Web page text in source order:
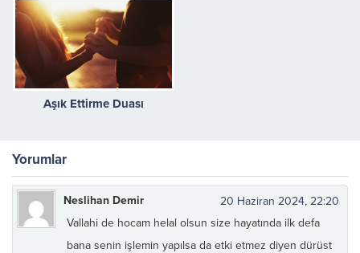
Aşık Ettirme Duası
Yorumlar
Neslihan Demir
20 Haziran 2024, 22:20
Vallahi de hocam helal olsun size hayatında ilk defa
bana senin işlemin yapılsa da etki etmez diyen dürüst